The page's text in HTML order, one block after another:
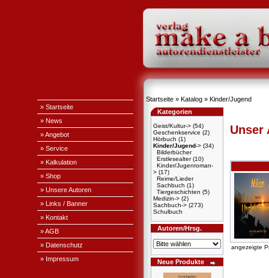
» Startseite
» News
» Angebot
» Service
» Kalkulation
» Shop
» Unsere Autoren
» Links / Banner
» Kontakt
» AGB
» Datenschutz
» Impressum
Startseite » Katalog » Kinder/Jugend
Kategorien
Geist/Kultur-> (54)
Geschenkservice (2)
Hörbuch (1)
Kinder/Jugend-> (34)
Bilderbücher
Erstlesealter(10)
Kinder/Jugenroman-
> (17)
Reime/Lieder
Sachbuch (1)
Tiergeschichten (5)
Medizin-> (2)
Sachbuch-> (273)
Schulbuch
Autoren/Hrsg.
Neue Produkte
Unser
angezeigte